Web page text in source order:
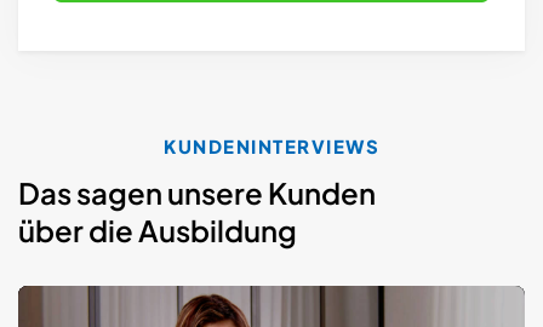
KUNDENINTERVIEWS
Das sagen unsere Kunden
über die Ausbildung